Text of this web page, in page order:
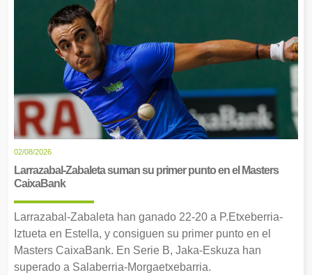
02/08/2026
Larrazabal-Zabaleta suman su primer punto en el Masters
CaixaBank
Larrazabal-Zabaleta han ganado 22-20 a P.Etxeberria-
Iztueta en Estella, y consiguen su primer punto en el
Masters CaixaBank. En Serie B, Jaka-Eskuza han
superado a Salaberria-Morgaetxebarria.